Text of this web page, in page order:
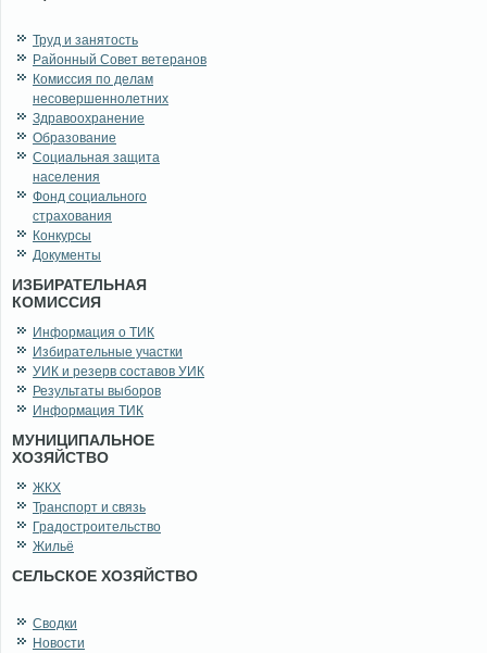
Труд и занятость
Районный Совет ветеранов
Комиссия по делам
несовершеннолетних
Здравоохранение
Образование
Социальная защита
населения
Фонд социального
страхования
Конкурсы
Документы
ИЗБИРАТЕЛЬНАЯ
КОМИССИЯ
Информация о ТИК
Избирательные участки
УИК и резерв составов УИК
Результаты выборов
Информация ТИК
МУНИЦИПАЛЬНОЕ
ХОЗЯЙСТВО
ЖКХ
Транспорт и связь
Градостроительство
Жильё
СЕЛЬСКОЕ ХОЗЯЙСТВО
Сводки
Новости